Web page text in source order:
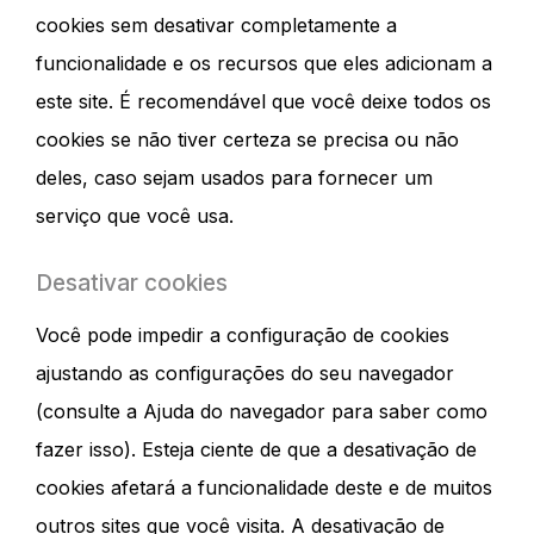
cookies sem desativar completamente a
funcionalidade e os recursos que eles adicionam a
este site. É recomendável que você deixe todos os
cookies se não tiver certeza se precisa ou não
deles, caso sejam usados ​​para fornecer um
serviço que você usa.
Desativar cookies
Você pode impedir a configuração de cookies
ajustando as configurações do seu navegador
(consulte a Ajuda do navegador para saber como
fazer isso). Esteja ciente de que a desativação de
cookies afetará a funcionalidade deste e de muitos
outros sites que você visita. A desativação de